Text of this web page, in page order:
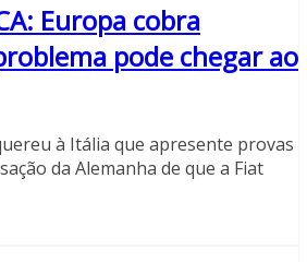
Europa cobra
pode chegar ao
à Itália que apresente provas
da Alemanha de que a Fiat